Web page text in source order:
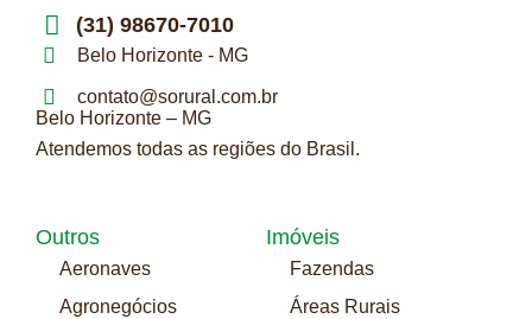
Imóveis
Fazendas
Áreas Rurais
Outros
Aeronaves
Agronegócios
(31) 98670-7010
Belo Horizonte - MG
contato@sorural.com.br
Belo Horizonte – MG
Atendemos todas as regiões do Brasil.